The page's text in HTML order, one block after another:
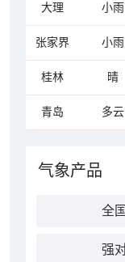
大理 小雨
张家界 小雨
桂林 晴
青岛 多云
气象产品
全
强